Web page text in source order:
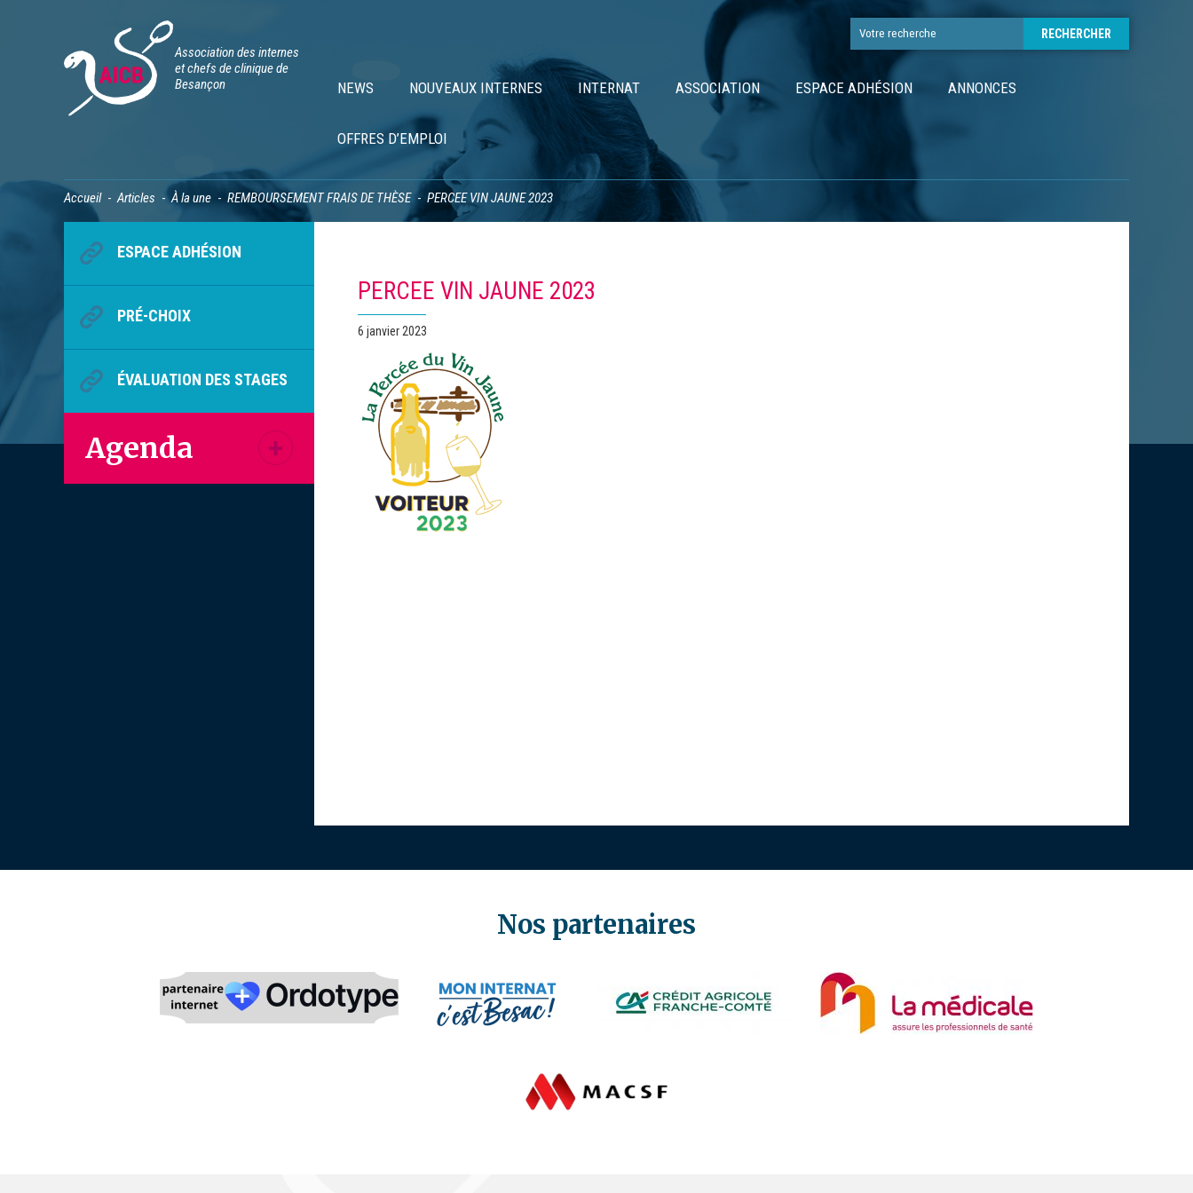
Association des internes
et chefs de clinique de
Besançon
NEWS NOUVEAUX INTERNES INTERNAT ASSOCIATION ESPACE ADHÉSION ANNONCES
OFFRES D’EMPLOI
Accueil Articles À la une REMBOURSEMENT FRAIS DE THÈSE PERCEE VIN JAUNE 2023
ESPACE ADHÉSION
PRÉ-CHOIX
ÉVALUATION DES STAGES
Agenda
PERCEE VIN JAUNE 2023
Publié
6 janvier 2023
Nos partenaires